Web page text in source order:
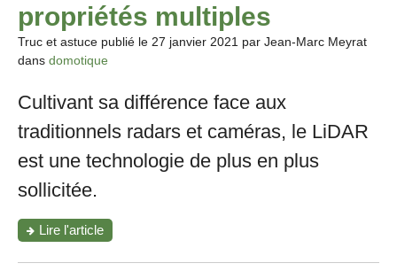
propriétés multiples
Truc et astuce publié le 27 janvier 2021 par Jean-Marc Meyrat
dans domotique
Cultivant sa différence face aux
traditionnels radars et caméras, le LiDAR
est une technologie de plus en plus
sollicitée.
Lire l'article"LiDAR:
définition,
coût,